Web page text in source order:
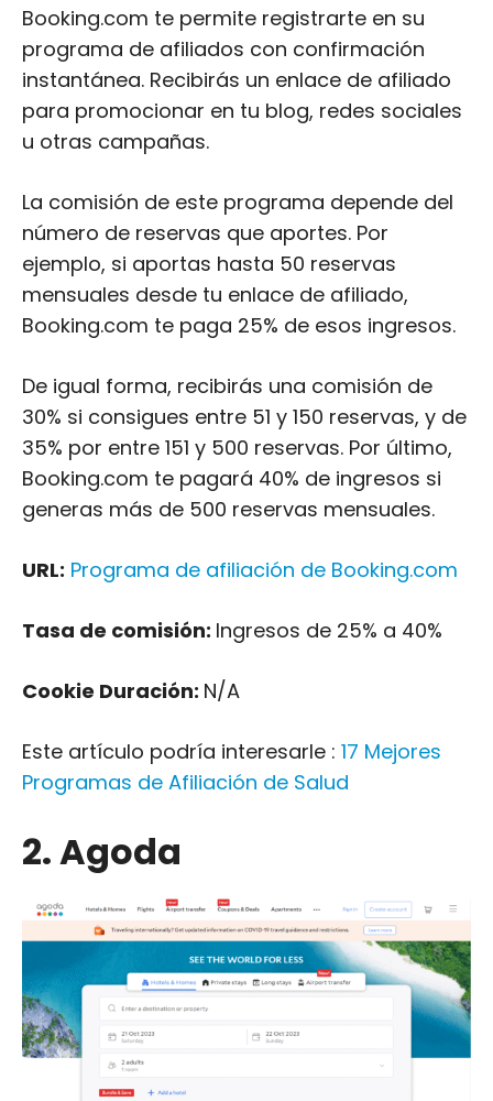
Booking.com te permite registrarte en su
programa de afiliados con confirmación
instantánea. Recibirás un enlace de afiliado
para promocionar en tu blog, redes sociales
u otras campañas.
La comisión de este programa depende del
número de reservas que aportes. Por
ejemplo, si aportas hasta 50 reservas
mensuales desde tu enlace de afiliado,
Booking.com te paga 25% de esos ingresos.
De igual forma, recibirás una comisión de
30% si consigues entre 51 y 150 reservas, y de
35% por entre 151 y 500 reservas. Por último,
Booking.com te pagará 40% de ingresos si
generas más de 500 reservas mensuales.
URL: Programa de afiliación de Booking.com
Tasa de comisión: Ingresos de 25% a 40%
Cookie Duración: N/A
Este artículo podría interesarle : 17 Mejores
Programas de Afiliación de Salud
2. Agoda